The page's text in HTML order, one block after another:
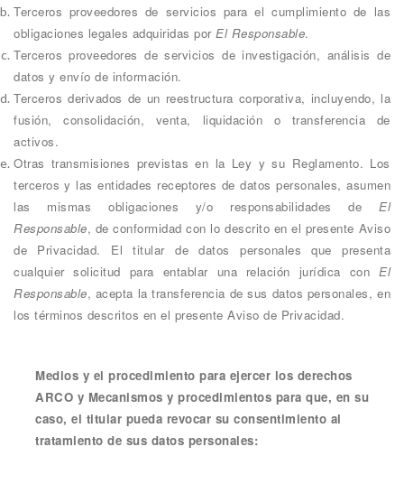
Terceros proveedores de servicios para el cumplimiento de las
obligaciones legales adquiridas por El Responsable.
Terceros proveedores de servicios de investigación, análisis de
datos y envío de información.
Terceros derivados de un reestructura corporativa, incluyendo, la
fusión, consolidación, venta, liquidación o transferencia de
activos.
Otras transmisiones previstas en la Ley y su Reglamento. Los
terceros y las entidades receptores de datos personales, asumen
las mismas obligaciones y/o responsabilidades de El
Responsable, de conformidad con lo descrito en el presente Aviso
de Privacidad. El titular de datos personales que presenta
cualquier solicitud para entablar una relación jurídica con El
Responsable, acepta la transferencia de sus datos personales, en
los términos descritos en el presente Aviso de Privacidad.
Medios y el procedimiento para ejercer los derechos
ARCO y Mecanismos y procedimientos para que, en su
caso, el titular pueda revocar su consentimiento al
tratamiento de sus datos personales: